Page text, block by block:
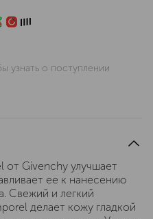
узнать о поступлении
от Givenchy улучшает
ее к нанесению
Свежий и легкий
делает кожу гладкой